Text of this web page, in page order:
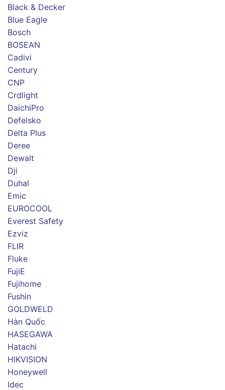
Black & Decker
Blue Eagle
Bosch
BOSEAN
Cadivi
Century
CNP
Crdlight
DaichiPro
Defelsko
Delta Plus
Deree
Dewalt
Dji
Duhal
Emic
EUROCOOL
Everest Safety
Ezviz
FLIR
Fluke
FujiE
Fujihome
Fushin
GOLDWELD
Hàn Quốc
HASEGAWA
Hatachi
HIKVISION
Honeywell
Idec